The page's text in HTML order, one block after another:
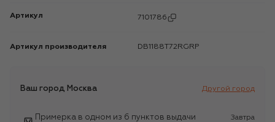
Артикул 7101786
Артикул производителя DB1188T72RGRP
Ваш город Москва Другой город
Примерка в одном из 6 пунктов выдачи
Завтра